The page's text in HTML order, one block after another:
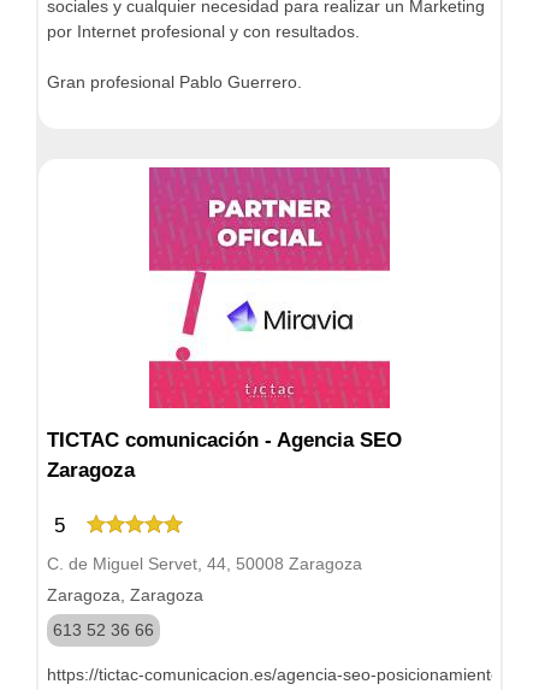
sociales y cualquier necesidad para realizar un Marketing
por Internet profesional y con resultados.
Gran profesional Pablo Guerrero.
TICTAC comunicación - Agencia SEO
Zaragoza
5
C. de Miguel Servet, 44, 50008 Zaragoza
Zaragoza, Zaragoza
613 52 36 66
https://tictac-comunicacion.es/agencia-seo-posicionamiento-